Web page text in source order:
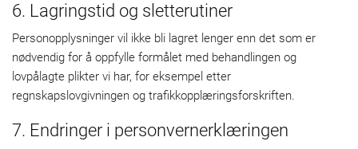
6. Lagringstid og sletterutiner
Personopplysninger vil ikke bli lagret lenger enn det som er
nødvendig for å oppfylle formålet med behandlingen og
lovpålagte plikter vi har, for eksempel etter
regnskapslovgivningen og trafikkopplæringsforskriften.
7. Endringer i personvernerklæringen